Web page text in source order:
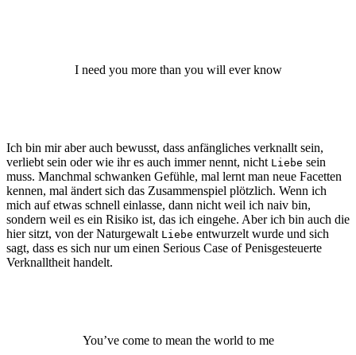
I need you more than you will ever know
Ich bin mir aber auch bewusst, dass anfängliches verknallt sein,
verliebt sein oder wie ihr es auch immer nennt, nicht Liebe sein
muss. Manchmal schwanken Gefühle, mal lernt man neue Facetten
kennen, mal ändert sich das Zusammenspiel plötzlich. Wenn ich
mich auf etwas schnell einlasse, dann nicht weil ich naiv bin,
sondern weil es ein Risiko ist, das ich eingehe. Aber ich bin auch die
hier sitzt, von der Naturgewalt Liebe entwurzelt wurde und sich
sagt, dass es sich nur um einen Serious Case of Penisgesteuerte
Verknalltheit handelt.
You’ve come to mean the world to me